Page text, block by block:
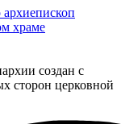
храме
создан c
сторон церковной